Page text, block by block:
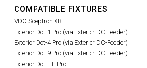
COMPATIBLE FIXTURES
VDO Sceptron XB
Exterior Dot-1 Pro (via Exterior DC-Feeder)
Exterior Dot-4 Pro (via Exterior DC-Feeder)
Exterior Dot-9 Pro (via Exterior DC-Feeder)
Exterior Dot-HP Pro